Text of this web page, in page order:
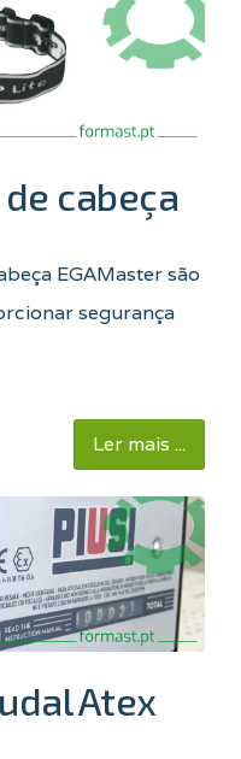
cabeça
EGAMaster são
segurança
Ler mais ...
Atex